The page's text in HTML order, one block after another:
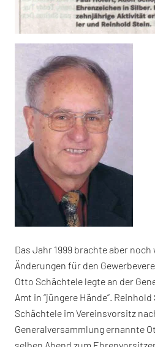
Das Jahr 1999 brachte aber
Änderungen für den
Otto Schächtele legte an der
Amt in “jüngere Hände”.
Schächtele im Vereinsvorsitz
Generalversammlung ernannte
selben Abend zum